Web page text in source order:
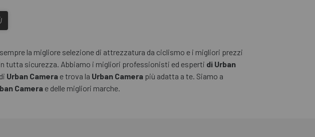
la migliore selezione di attrezzatura da ciclismo e i migliori prezzi
tutta sicurezza. Abbiamo i migliori professionisti ed esperti di Urban
Urban Camera e trova la Urban Camera più adatta a te. Siamo a
Camera e delle migliori marche.